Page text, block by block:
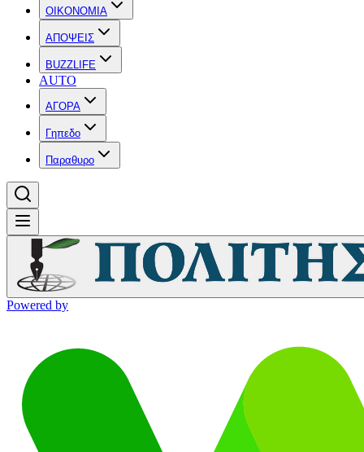
OIKONOMIA
ΑΠΟΨΕΙΣ
BUZZLIFE
AUTO
ΑΓΟΡΑ
Γηπεδο
Παραθυρο
Powered by